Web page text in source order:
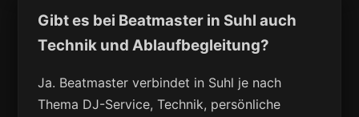
Gibt es bei Beatmaster in Suhl auch
Technik und Ablaufbegleitung?
Ja. Beatmaster verbindet in Suhl je nach
Thema DJ-Service, Technik, persönliche